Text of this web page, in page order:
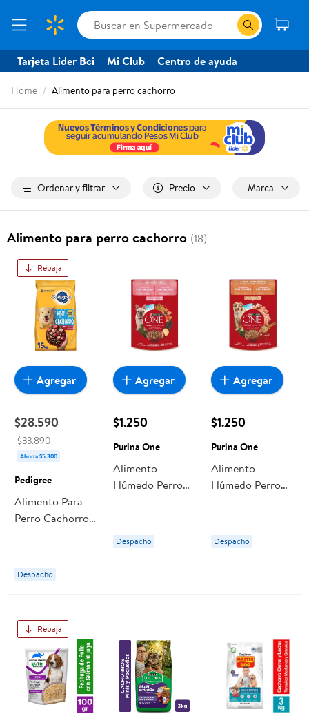
Tarjeta Lider Bci Mi Club Centro de ayuda
Home Alimento para perro cachorro
Ordenar y filtrar Precio Marca
Alimento para perro cachorro (18)
Rebaja
$28.590
$33.890
Ahorra $5.300
Pedigree
Alimento Para
Perro Cachorro
Despacho
Agregar
$1.250
Purina One
Alimento
Húmedo Perro
Superfoods
Sabor Salmón
Despacho
Agregar
$1.250
Purina One
Alimento
Húmedo Perro
Nutrientes Sabor
Pollo Pouch 85 g
Despacho
Agregar
Rebaja